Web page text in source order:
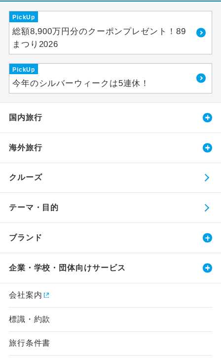
PickUp
総額8,900万円分のクーポンプレゼント！89
まつり2026
PickUp
今年のシルバーウィークは5連休！
国内旅行
海外旅行
クルーズ
テーマ・目的
ブランド
企業・学校・団体向けサービス
会社案内
標識・約款
旅行条件書